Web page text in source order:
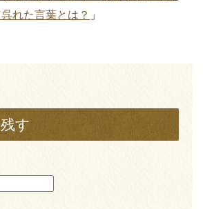
れた言葉とは？ 」
す